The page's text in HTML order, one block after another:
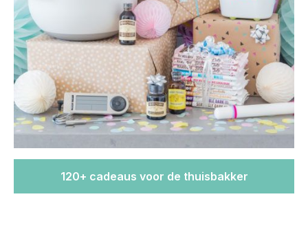
120+ cadeaus voor de thuisbakker